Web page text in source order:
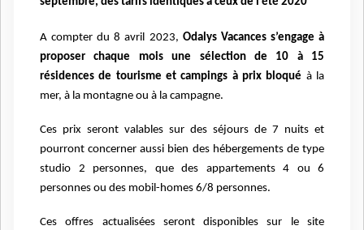
A compter du 8 avril 2023, Odalys Vacances s’engage à
proposer chaque mois une sélection de 10 à 15
résidences de tourisme et campings à prix bloqué à la
mer, à la montagne ou à la campagne.
Ces prix seront valables sur des séjours de 7 nuits et
pourront concerner aussi bien des hébergements de type
studio 2 personnes, que des appartements 4 ou 6
personnes ou des mobil-homes 6/8 personnes.
Ces offres actualisées seront disponibles sur le site